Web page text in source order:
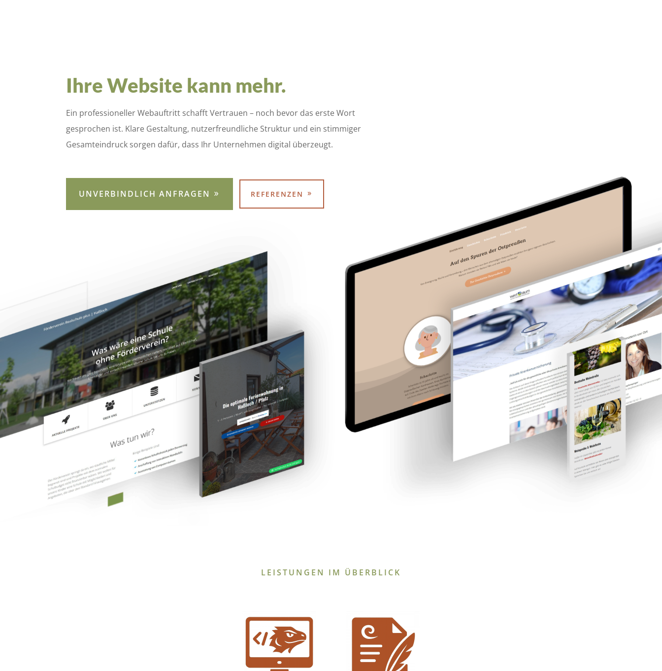
Ihre Website kann mehr.
Ein professioneller Webauftritt schafft Vertrauen – noch bevor das erste Wort
gesprochen ist. Klare Gestaltung, nutzerfreundliche Struktur und ein stimmiger
Gesamteindruck sorgen dafür, dass Ihr Unternehmen digital überzeugt.
UNVERBINDLICH ANFRAGEN REFERENZEN
LEISTUNGEN IM ÜBERBLICK